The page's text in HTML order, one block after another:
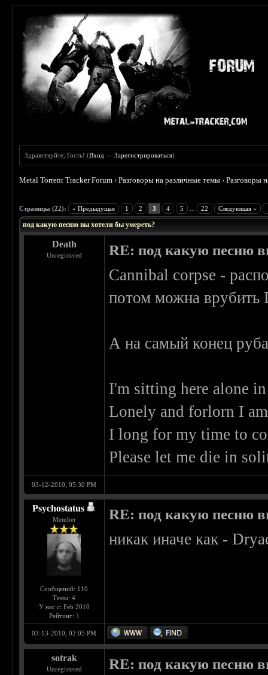
Здравствуйте, Гость! (Вход —Зарегистрироваться)
Metal Torrent Tracker Forum ›Разговоры на различные темы ›Разговоры
Страницы (22): « Предыдущая 1 2 3 4 5 22 Следующая »
под какую песню вы хотели бы умереть?
Death
Unregistered RE: под какую песню
Cannibal corpse -
потом можна врубить
А на самый конец
I'm sitting here alone
Lonely and forlorn I
I long for my time to
Please let me die in
03-12-2010, 05:30 PM
Psychostatus
Member
Сообщений: 110
Темы: 4
У нас с: Feb 2010
Рейтинг: 1
RE: под какую песню
никак иначе как -
03-13-2010, 02:05 PM
sotrak
Unregistered RE: под какую песню